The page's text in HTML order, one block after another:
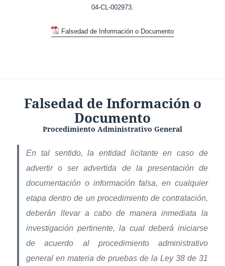
04-CL-002973.
Falsedad de Información o Documento
Falsedad de Información o
Documento
Procedimiento Administrativo General
En tal sentido, la entidad licitante en caso de
advertir o ser advertida de la presentación de
documentación o información falsa, en cualquier
etapa dentro de un procedimiento de contratación,
deberán llevar a cabo de manera inmediata la
investigación pertinente, la cual deberá iniciarse
de acuerdo al procedimiento administrativo
general en materia de pruebas de la Ley 38 de 31